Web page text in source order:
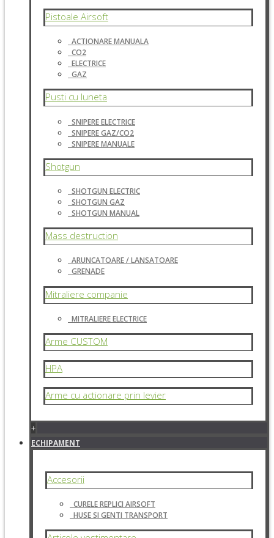
Pistoale Airsoft
ACTIONARE MANUALA
CO2
ELECTRICE
GAZ
Pusti cu luneta
SNIPERE ELECTRICE
SNIPERE GAZ/CO2
SNIPERE MANUALE
Shotgun
SHOTGUN ELECTRIC
SHOTGUN GAZ
SHOTGUN MANUAL
Mass destruction
ARUNCATOARE / LANSATOARE
GRENADE
Mitraliere companie
MITRALIERE ELECTRICE
Arme CUSTOM
HPA
Arme cu actionare prin levier
+
ECHIPAMENT
Accesorii
CURELE REPLICI AIRSOFT
HUSE SI GENTI TRANSPORT